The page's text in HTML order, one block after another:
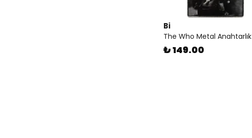
Bi
The Who Metal Anahtarlık
₺ 149.00